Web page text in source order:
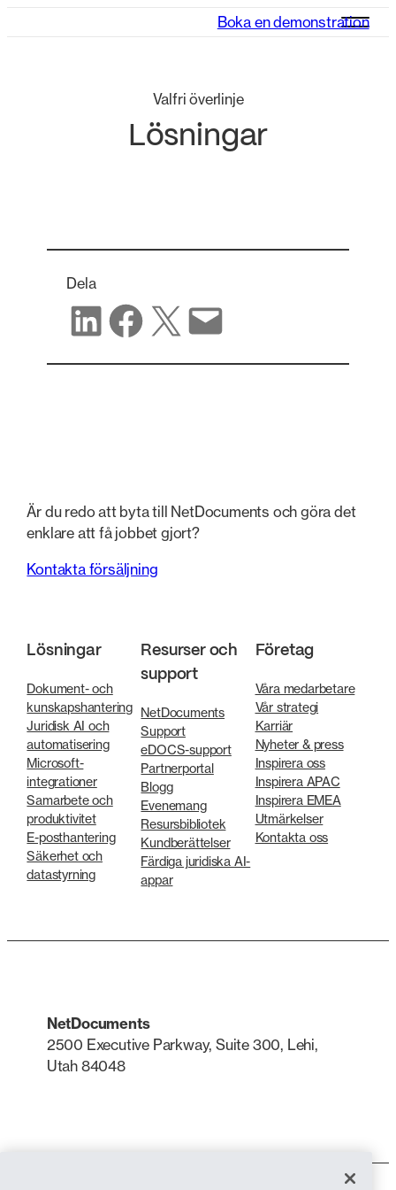
Boka en demonstration
Valfri överlinje
Lösningar
Dela
Dela på LinkedIn
Dela på Facebook
Dela på X Dela via e-post
Är du redo att byta till NetDocuments och göra det
enklare att få jobbet gjort?
Kontakta försäljning
Lösningar
Dokument- och
kunskapshantering
Juridisk AI och
automatisering
Microsoft-
integrationer
Samarbete och
produktivitet
E-posthantering
Säkerhet och
datastyrning
Resurser och
support
NetDocuments
Support
eDOCS-support
Partnerportal
Blogg
Evenemang
Resursbibliotek
Kundberättelser
Färdiga juridiska AI-
appar
Företag
Våra medarbetare
Vår strategi
Karriär
Nyheter & press
Inspirera oss
Inspirera APAC
Inspirera EMEA
Utmärkelser
Kontakta oss
NetDocuments
2500 Executive Parkway, Suite 300, Lehi,
Utah 84048